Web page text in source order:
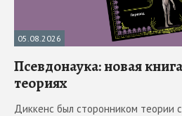
05.08.2026
Псевдонаука: новая
теориях
Диккенс был сторонником теории